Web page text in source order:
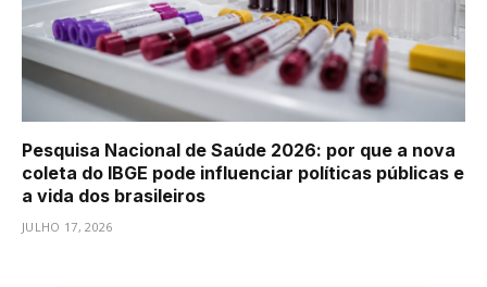
Pesquisa Nacional de Saúde 2026: por que a nova
coleta do IBGE pode influenciar políticas públicas e
a vida dos brasileiros
JULHO 17, 2026